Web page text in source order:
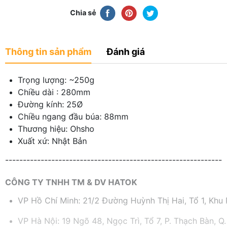
Chia sẻ
Thông tin sản phẩm Đánh giá
Trọng lượng: ~250g
Chiều dài : 280mm
Đường kính: 25Ø
Chiều ngang đầu búa: 88mm
Thương hiệu: Ohsho
Xuất xứ: Nhật Bản
-------------------------------------------------------------
CÔNG TY TNHH TM & DV HATOK
VP Hồ Chí Minh: 21/2 Đường Huỳnh Thị Hai, Tổ 1, Khu
VP Hà Nội: 19 Ngõ 48, Ngọc Trì, Tổ 7, P. Thạch Bàn,